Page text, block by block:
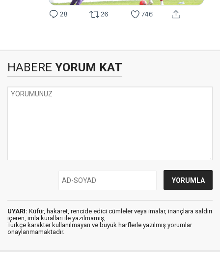
HABERE YORUM KAT
UYARI: Küfür, hakaret, rencide edici cümleler veya imalar, inançlara saldırı
içeren, imla kuralları ile yazılmamış,
Türkçe karakter kullanılmayan ve büyük harflerle yazılmış yorumlar
onaylanmamaktadır.